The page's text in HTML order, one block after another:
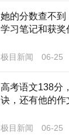
她的分数查不到
学习笔记和获奖
极目新闻 06-25
高考语文138分
诀，还有他的
极目新闻 06-25